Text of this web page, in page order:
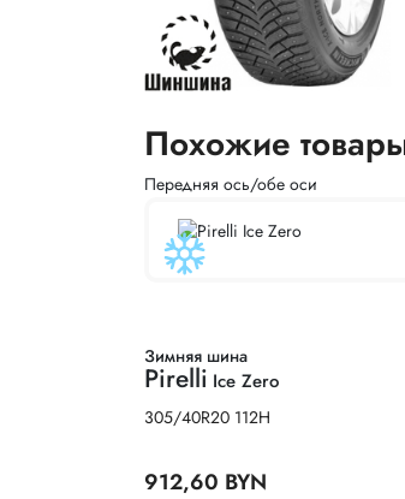
Похожие
Передняя ось/обе оси
Зимняя шина
Pirelli Ice Zero
305/40R20 112H
912,60 BYN